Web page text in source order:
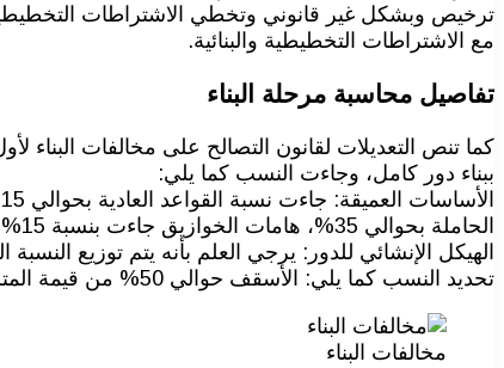
مع الاشتراطات التخطيطية والبنائية.
تفاصيل محاسبة مرحلة البناء
كما تنص التعديلات لقانون التصالح على مخالفات
ببناء دور كامل، وجاءت النسب كما يلي:
الحاملة بحوالي 35%، هامات الخوازيق جاءت بنسبة 15%، بينما يتم احتساب 50% في الحوائط الساندة لكل متر طولي أفقي.
الهيكل الإنشائي للدور: يرجي العلم بأنه يتم توزيع
تحديد النسب كما يلي: الأسقف حوالي 50% من قيمة المتر، الأعمدة بنحو 25% من قيمة المتر، أما الحوائط بنسبة 25% من قيمة المتر.
مخالفات البناء